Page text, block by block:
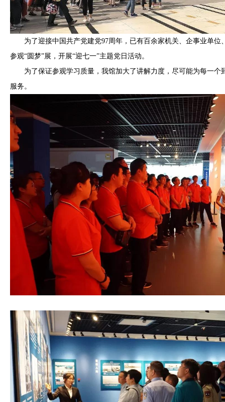
为了迎接中国共产党建党97周年，已有百余家机关、企事业单位
参观“圆梦”展，开展“迎七一”主题党日活动。
为了保证参观学习质量，我馆加大了讲解力度，尽可能为每一个
服务。